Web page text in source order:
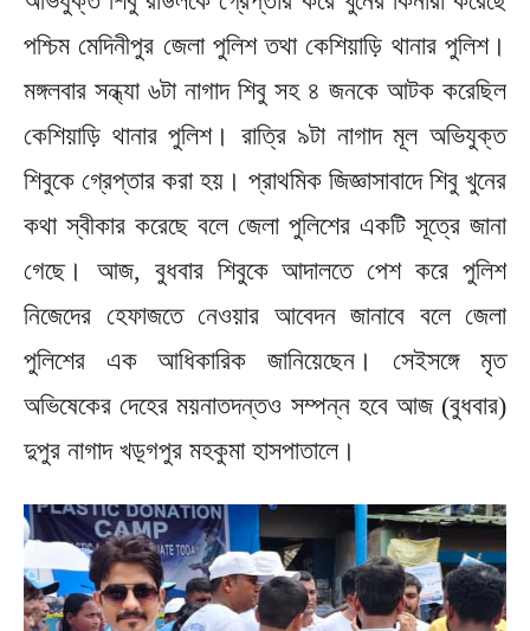
পশ্চিম মেদিনীপুর জেলা পুলিশ তথা কেশিয়াড়ি থানার পুলিশ।
মঙ্গলবার সন্ধ্যা ৬টা নাগাদ শিবু সহ ৪ জনকে আটক করেছিল
কেশিয়াড়ি থানার পুলিশ। রাত্রি ৯টা নাগাদ মূল অভিযুক্ত
শিবুকে গ্রেপ্তার করা হয়। প্রাথমিক জিজ্ঞাসাবাদে শিবু খুনের
কথা স্বীকার করেছে বলে জেলা পুলিশের একটি সূত্রে জানা
গেছে। আজ, বুধবার শিবুকে আদালতে পেশ করে পুলিশ
নিজেদের হেফাজতে নেওয়ার আবেদন জানাবে বলে জেলা
পুলিশের এক আধিকারিক জানিয়েছেন। সেইসঙ্গে মৃত
অভিষেকের দেহের ময়নাতদন্তও সম্পন্ন হবে আজ (বুধবার)
দুপুর নাগাদ খড়্গপুর মহকুমা হাসপাতালে।